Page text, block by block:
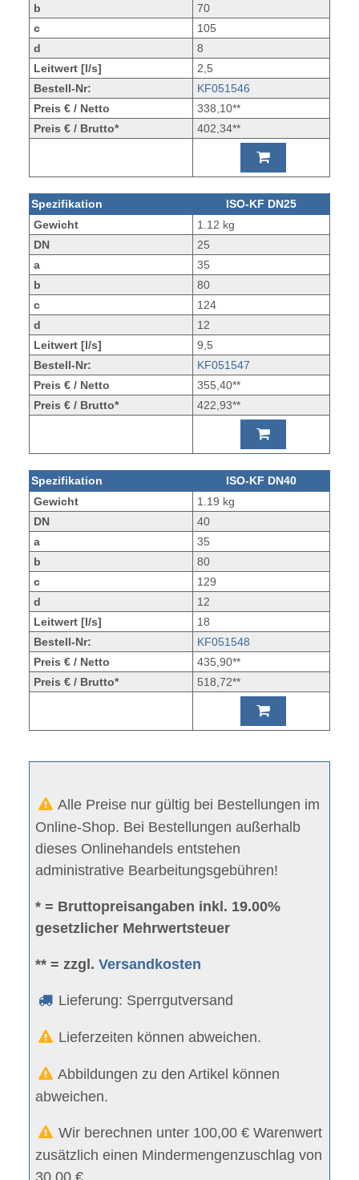
b
70
c
105
d
8
Leitwert [l/s]
2,5
Bestell-Nr:
KF051546
Preis € / Netto
338,10**
Preis € / Brutto*
402,34**
Spezifikation
ISO-KF DN25
Gewicht
1.12 kg
DN
25
a
35
b
80
c
124
d
12
Leitwert [l/s]
9,5
Bestell-Nr:
KF051547
Preis € / Netto
355,40**
Preis € / Brutto*
422,93**
Spezifikation
ISO-KF DN40
Gewicht
1.19 kg
DN
40
a
35
b
80
c
129
d
12
Leitwert [l/s]
18
Bestell-Nr:
KF051548
Preis € / Netto
435,90**
Preis € / Brutto*
518,72**
Alle Preise nur gültig bei Bestellungen im
Online-Shop. Bei Bestellungen außerhalb
dieses Onlinehandels entstehen
administrative Bearbeitungsgebühren!
* = Bruttopreisangaben inkl. 19.00%
gesetzlicher Mehrwertsteuer
** = zzgl.Versandkosten
Lieferung: Sperrgutversand
Lieferzeiten können abweichen.
Abbildungen zu den Artikel können
abweichen.
Wir berechnen unter 100,00 € Warenwert
zusätzlich einen Mindermengenzuschlag von
30,00 €.